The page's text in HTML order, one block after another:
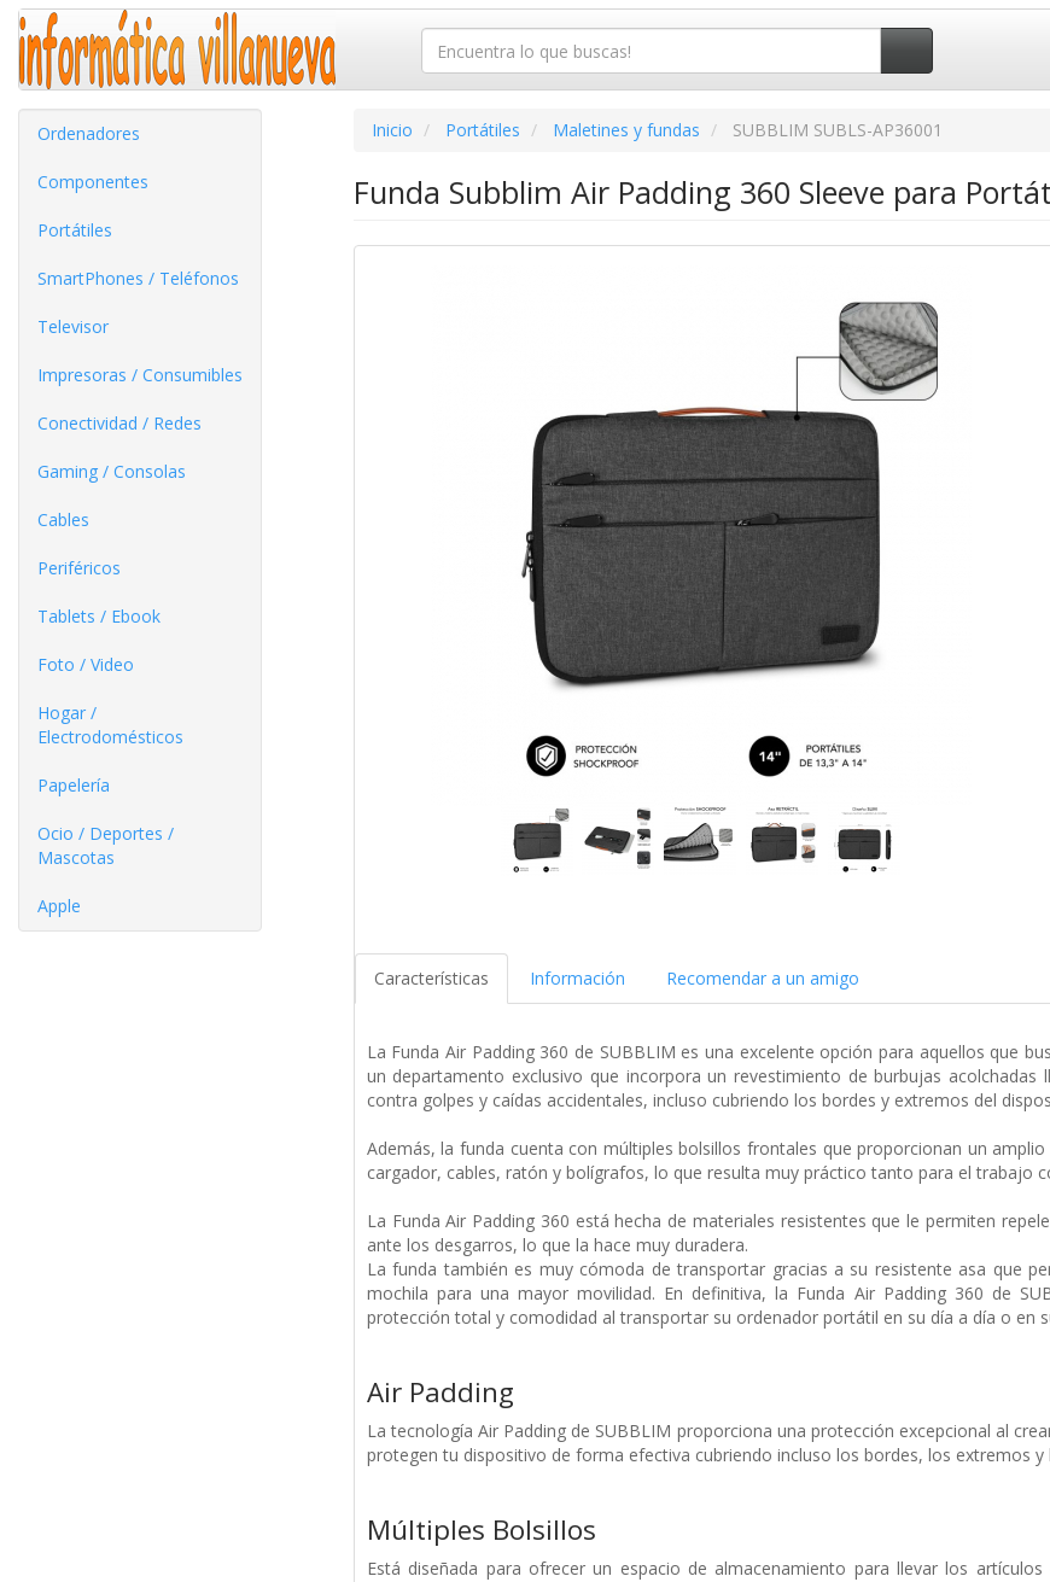
Ordenadores
Componentes
Portátiles
SmartPhones / Teléfonos
Televisor
Impresoras / Consumibles
Conectividad / Redes
Gaming / Consolas
Cables
Periféricos
Tablets / Ebook
Foto / Video
Hogar /
Electrodomésticos
Papelería
Ocio / Deportes /
Mascotas
Apple
Inicio Portátiles Maletines y fundas SUBBLIM SUBLS-AP36001
Funda Subblim Air Padding 360 Sleeve para
Características Información Recomendar a un amigo
La Funda Air Padding 360 de SUBBLIM es una excelente opción para aquellos que
un departamento exclusivo que incorpora un revestimiento de burbujas acolchadas
contra golpes y caídas accidentales, incluso cubriendo los bordes y extremos del
Además, la funda cuenta con múltiples bolsillos frontales que proporcionan un
cargador, cables, ratón y bolígrafos, lo que resulta muy práctico tanto para el trabajo
La Funda Air Padding 360 está hecha de materiales resistentes que le permiten
ante los desgarros, lo que la hace muy duradera.
La funda también es muy cómoda de transportar gracias a su resistente asa que
mochila para una mayor movilidad. En definitiva, la Funda Air Padding 360 de
protección total y comodidad al transportar su ordenador portátil en su día a día o en
Air Padding
La tecnología Air Padding de SUBBLIM proporciona una protección excepcional al
protegen tu dispositivo de forma efectiva cubriendo incluso los bordes, los extremos
Múltiples Bolsillos
Está diseñada para ofrecer un espacio de almacenamiento para llevar los